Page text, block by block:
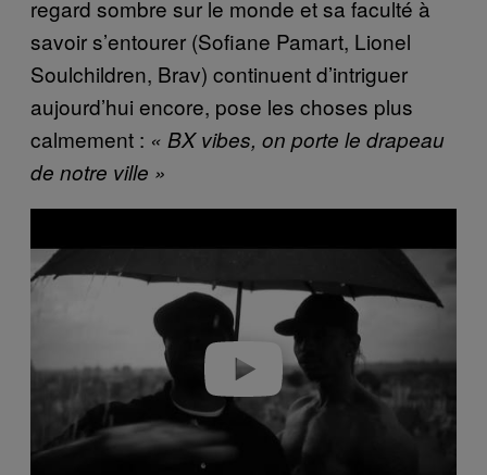
regard sombre sur le monde et sa faculté à
savoir s’entourer (Sofiane Pamart, Lionel
Soulchildren, Brav) continuent d’intriguer
aujourd’hui encore, pose les choses plus
calmement : « BX vibes, on porte le drapeau
de notre ville »
a
v